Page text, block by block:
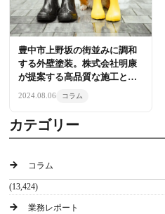
豊中市上野坂の街並みに調和
する外壁塗装。株式会社明康
が提案する高品質な施工と業
者選びの基準
2024.08.06 コラム
カテゴリー
コラム
(13,424)
業務レポート